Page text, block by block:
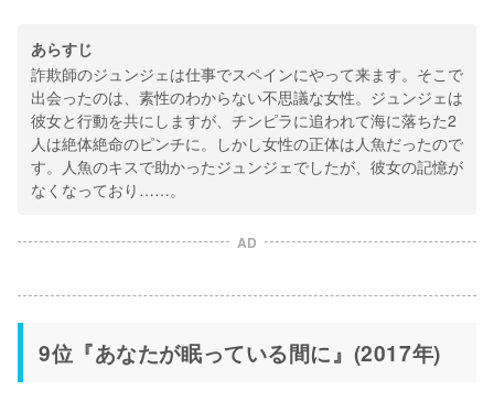
あらすじ
詐欺師のジュンジェは仕事でスペインにやって来ます。そこで
出会ったのは、素性のわからない不思議な女性。ジュンジェは
彼女と行動を共にしますが、チンピラに追われて海に落ちた2
人は絶体絶命のピンチに。しかし女性の正体は人魚だったので
す。人魚のキスで助かったジュンジェでしたが、彼女の記憶が
なくなっており……。
AD
9位『あなたが眠っている間に』(2017年)